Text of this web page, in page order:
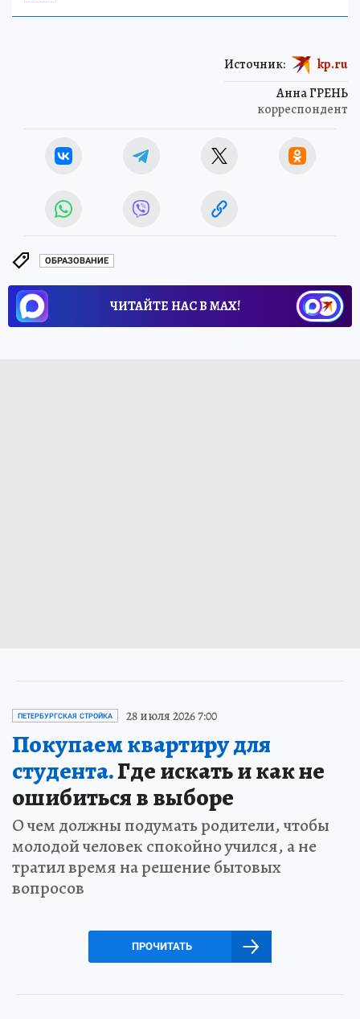
Анна ГРЕНЬ
корреспондент
Источник: kp.ru
ОБРАЗОВАНИЕ
ЧИТАЙТЕ НАС В МАХ!
ПЕТЕРБУРГСКАЯ СТРОЙКА 28 июля 2026 7:00
Покупаем квартиру для
студента.Где искать и как не
ошибиться в выборе
О чем должны подумать родители, чтобы
молодой человек спокойно учился, а не
тратил время на решение бытовых
вопросов
ПРОЧИТАТЬ